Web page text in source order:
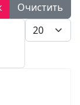
Очистить
Кол-во